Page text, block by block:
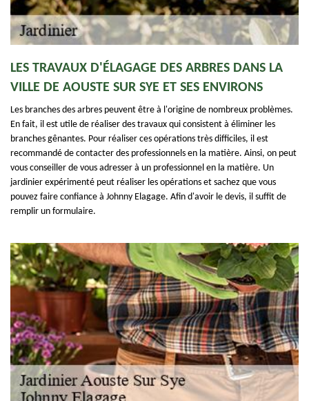
LES TRAVAUX D'ÉLAGAGE DES ARBRES DANS LA
VILLE DE AOUSTE SUR SYE ET SES ENVIRONS
Les branches des arbres peuvent être à l'origine de nombreux problèmes.
En fait, il est utile de réaliser des travaux qui consistent à éliminer les
branches gênantes. Pour réaliser ces opérations très difficiles, il est
recommandé de contacter des professionnels en la matière. Ainsi, on peut
vous conseiller de vous adresser à un professionnel en la matière. Un
jardinier expérimenté peut réaliser les opérations et sachez que vous
pouvez faire confiance à Johnny Elagage. Afin d'avoir le devis, il suffit de
remplir un formulaire.